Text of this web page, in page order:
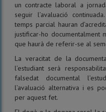
un contracte laboral a
seguir l’avaluació
temps parcial hauran
justificar-ho documentalment
que haurà de referir-se al
La veracitat de la
l’estudiant serà
falsedat documental
l’avaluació alternativa i es
per aquest fet.